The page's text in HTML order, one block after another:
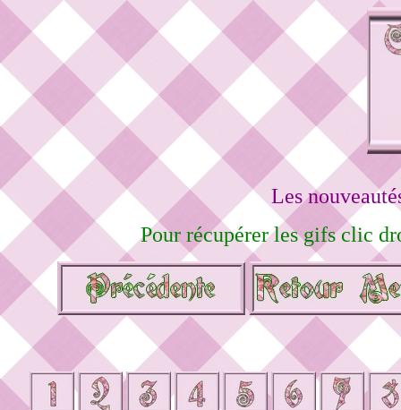
Les
Pour récupérer les gifs clic